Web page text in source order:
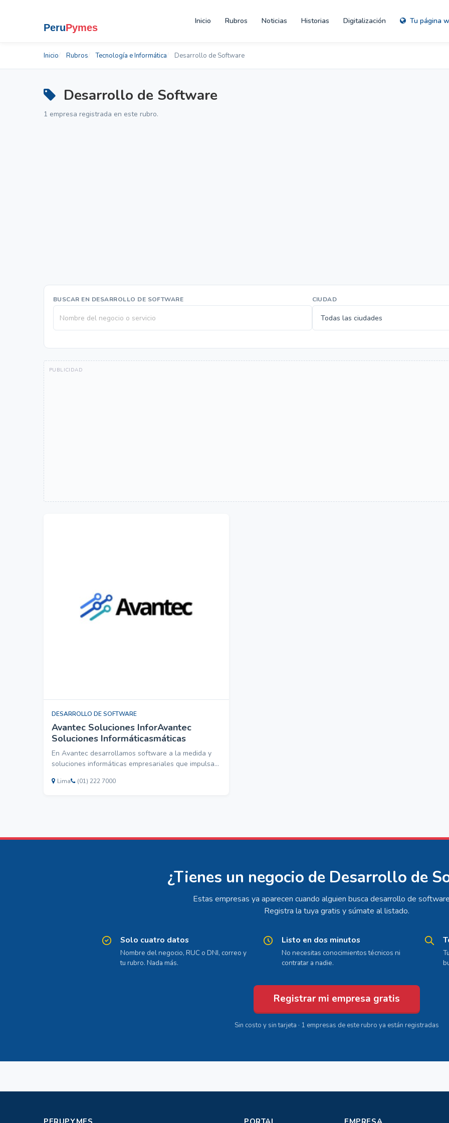
Inicio Rubros Noticias Historias Digitalización Tu página
Inicio Rubros Tecnología e Informática Desarrollo de Software
Desarrollo de Software
1 empresa registrada en este rubro.
BUSCAR EN DESARROLLO DE SOFTWARE CIUDAD
DESARROLLO DE SOFTWARE
Avantec Soluciones InforAvantec
Soluciones Informáticasmáticas
En Avantec desarrollamos software a la medida y
soluciones informáticas empresariales que impulsan
Lima (01) 222 7000
¿Tienes un negocio de Desarrollo de
Estas empresas ya aparecen cuando alguien busca desarrollo de
Registra la tuya gratis y súmate al listado.
Solo cuatro datos
Nombre del negocio, RUC o DNI, correo y
tu rubro. Nada más.
Listo en dos minutos
No necesitas conocimientos técnicos ni
contratar a nadie.
Registrar mi empresa gratis
Sin costo y sin tarjeta · 1 empresas de este rubro ya están registradas